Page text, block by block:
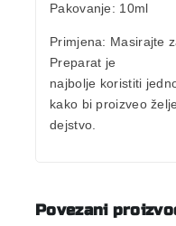
Pakovanje: 10ml
Primjena: Masirajte
Preparat je
najbolje koristiti
kako bi proizveo
dejstvo.
Povezani